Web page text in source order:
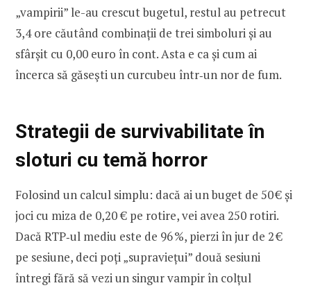
„vampirii” le-au crescut bugetul, restul au petrecut
3,4 ore căutând combinații de trei simboluri și au
sfârșit cu 0,00 euro în cont. Asta e ca și cum ai
încerca să găseşti un curcubeu într‑un nor de fum.
Strategii de survivabilitate în
sloturi cu temă horror
Folosind un calcul simplu: dacă ai un buget de 50 € și
joci cu miza de 0,20 € pe rotire, vei avea 250 rotiri.
Dacă RTP‑ul mediu este de 96 %, pierzi în jur de 2 €
pe sesiune, deci poți „supraviețui” două sesiuni
întregi fără să vezi un singur vampir în colțul